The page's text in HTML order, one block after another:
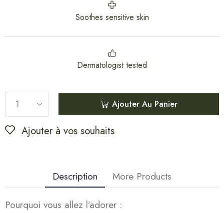
Soothes sensitive skin
Dermatologist tested
Ajouter Au Panier
Ajouter à vos souhaits
Description More Products
Pourquoi vous allez l’adorer :